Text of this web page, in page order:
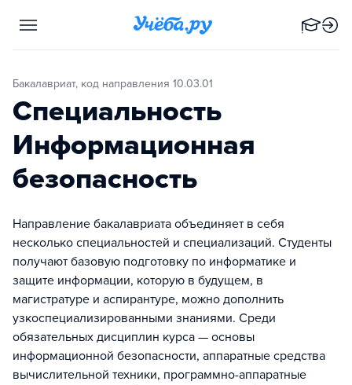
Бакалавриат, код направления 10.03.01
Специальность
Информационная
безопасность
Направление бакалавриата объединяет в себя
несколько специальностей и специализаций. Студенты
получают базовую подготовку по информатике и
защите информации, которую в будущем, в
магистратуре и аспирантуре, можно дополнить
узкоспециализированными знаниями. Среди
обязательных дисциплин курса — основы
информационной безопасности, аппаратные средства
вычислительной техники, программно-аппаратные